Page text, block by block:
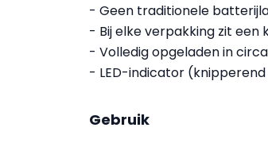
- Geen traditionele
- Bij elke verpakking zit
- Volledig opgeladen in
- LED-indicator
Gebruik